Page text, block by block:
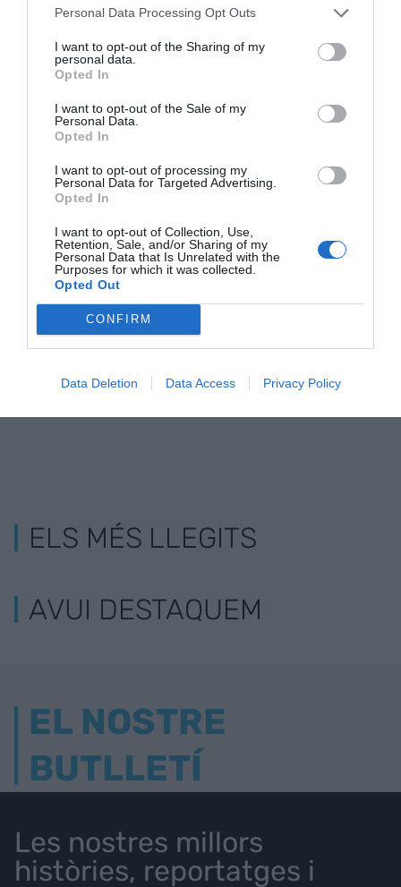
Personal Data Processing Opt Outs
I want to opt-out of the Sharing of my
personal data.
Opted In
I want to opt-out of the Sale of my
Personal Data.
Opted In
I want to opt-out of processing my
Personal Data for Targeted Advertising.
Opted In
I want to opt-out of Collection, Use,
Retention, Sale, and/or Sharing of my
Personal Data that Is Unrelated with the
Purposes for which it was collected.
Opted Out
CONFIRM
Data Deletion Data Access Privacy Policy
Una altra dada rellevant vinculada al turisme és
acudeixen a la ZGAT és per ferturisme
, ja que el
88% hauria visitat igualment la zona, encara que
el comerç estigués tancat. Aquesta visita,
afirmen, genera una compra associada gràcies al
fet que el comerç està obert i té un marcat
component "impulsiu i d'oportunitat", ja que no es
podria fer en un altre dia.
AfegirVIA Empresacom a font preferida de
Google de forma gratuïta
Estigues informat amb les últimes notícies d'actualitat
ELS MÉS LLEGITS
AVUI DESTAQUEM
EL NOSTRE
BUTLLETÍ
Les nostres millors
històries, reportatges i